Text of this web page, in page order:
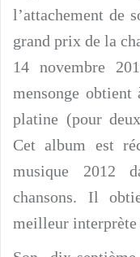
l’attachement de
grand prix de la
14 novembre
mensonge obtient
platine (pour
Cet album est
musique 2012
chansons. Il
meilleur interprète